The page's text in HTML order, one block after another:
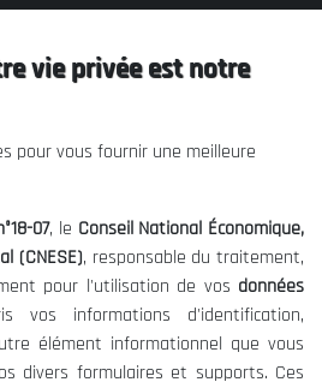
prions de nous
mais l'accès à ce
est restreint.
vie privée est notre
pour vous fournir une meilleure
07, le Conseil National Économique,
(CNESE), responsable du traitement,
pour l'utilisation de vos données
vos informations d'identification,
élément informationnel que vous
divers formulaires et supports. Ces